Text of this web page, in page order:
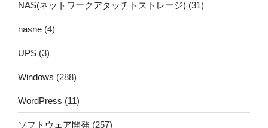
NAS(ネットワークアタッチトストレージ) (31)
nasne (4)
UPS (3)
Windows (288)
WordPress (11)
ソフトウェア開発 (257)